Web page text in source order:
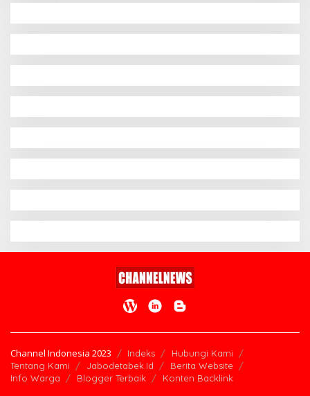
Channel Indonesia 2023 Indeks
Hubungi Kami
Tentang Kami
Jabodetabek.Id
Berita Website
Info Warga
Blogger Terbaik Konten Backlink